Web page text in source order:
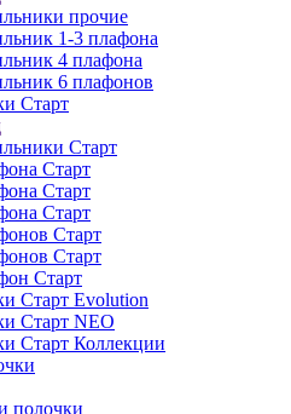
прочие
1-3 плафона
4 плафона
6 плафонов
Старт
Старт
Старт
Старт
Старт
Старт
Старт
Старт
Старт Evolution
Старт NEO
Старт Коллекции
полочки